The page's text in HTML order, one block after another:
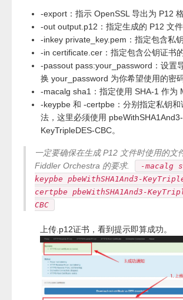
-export：指示 OpenSSL 导出为 P12 格
-out output.p12：指定生成的 P12 文件
-inkey private_key.pem：指定包含私钥
-in certificate.cer：指定包含公钥证书的
-passout pass:your_password：设置
换 your_password 为你希望使用的密码
-macalg sha1：指定使用 SHA-1 作为
-keypbe 和 -certpbe：分别指定私钥和
法，这里必须使用 pbeWithSHA1And3-
KeyTripleDES-CBC。
一定要确保在生成 P12 文件时使用的文
Fiddler Orchestra 的要求.
-macalg
keypbe pbeWithSHA1And3-
certpbe pbeWithSHA1And3-
CBC
上传.p12证书，看到提示即算成功。